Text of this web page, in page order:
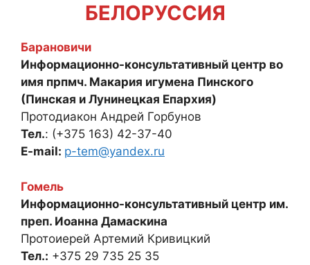
БЕЛОРУССИЯ
Барановичи
Информационно-консультативный центр во
имя прпмч. Макария игумена Пинского
(Пинская и Лунинецкая Епархия)
Протодиакон Андрей Горбунов
Тел.: (+375 163) 42-37-40
E-mail: p-tem@yandex.ru
Гомель
Информационно-консультативный центр им.
преп. Иоанна Дамаскина
Протоиерей Артемий Кривицкий
Тел.: +375 29 735 25 35